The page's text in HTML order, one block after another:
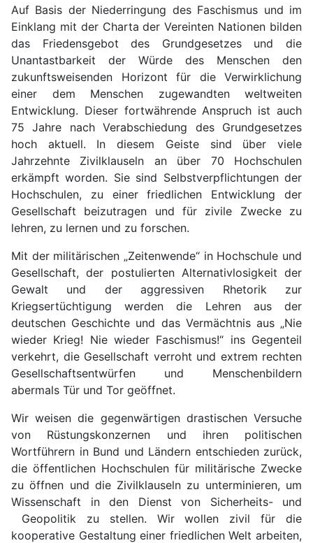
Auf Basis der Niederringung des Faschismus und im
Einklang mit der Charta der Vereinten Nationen bilden
das Friedensgebot des Grundgesetzes und die
Unantastbarkeit der Würde des Menschen den
zukunftsweisenden Horizont für die Verwirklichung
einer dem Menschen zugewandten weltweiten
Entwicklung. Dieser fortwährende Anspruch ist auch
75 Jahre nach Verabschiedung des Grundgesetzes
hoch aktuell. In diesem Geiste sind über viele
Jahrzehnte Zivilklauseln an über 70 Hochschulen
erkämpft worden. Sie sind Selbstverpflichtungen der
Hochschulen, zu einer friedlichen Entwicklung der
Gesellschaft beizutragen und für zivile Zwecke zu
lehren, zu lernen und zu forschen.
Mit der militärischen „Zeitenwende“ in Hochschule und
Gesellschaft, der postulierten Alternativlosigkeit der
Gewalt und der aggressiven Rhetorik zur
Kriegsertüchtigung werden die Lehren aus der
deutschen Geschichte und das Vermächtnis aus „Nie
wieder Krieg! Nie wieder Faschismus!“ ins Gegenteil
verkehrt, die Gesellschaft verroht und extrem rechten
Gesellschaftsentwürfen und Menschenbildern
abermals Tür und Tor geöffnet.
Wir weisen die gegenwärtigen drastischen Versuche
von Rüstungskonzernen und ihren politischen
Wortführern in Bund und Ländern entschieden zurück,
die öffentlichen Hochschulen für militärische Zwecke
zu öffnen und die Zivilklauseln zu unterminieren, um
Wissenschaft in den Dienst von Sicherheits- und
Geopolitik zu stellen. Wir wollen zivil für die
kooperative Gestaltung einer friedlichen Welt arbeiten,